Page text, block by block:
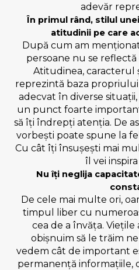
adevăr
În primul rând, stilul
atitudinii pe care
După cum am
persoane nu se
Atitudinea, caracterul
reprezintă baza propriului
adecvat în diverse
un punct foarte
să îți îndrepți atenția. De
vorbești poate spune la
Cu cât îți însușești mai
îl vei
Nu îți neglija
De cele mai multe ori,
timpul liber cu
cea de a învăța.
obișnuim să le trăim
vedem cât de important
permanență informațiile,